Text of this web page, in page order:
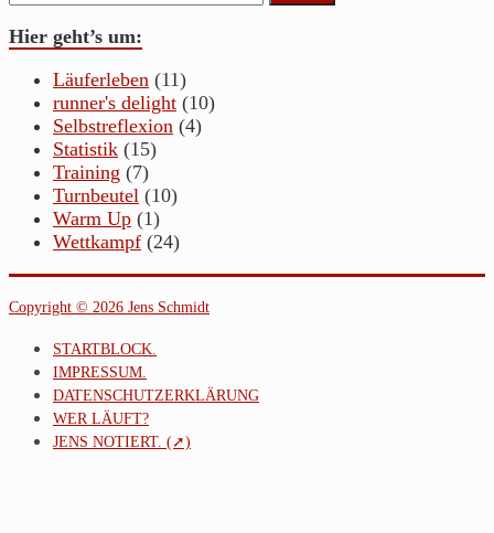
Hier geht’s um:
Läuferleben (11)
runner's delight (10)
Selbstreflexion (4)
Statistik (15)
Training (7)
Turnbeutel (10)
Warm Up (1)
Wettkampf (24)
Copyright © 2026 Jens Schmidt
STARTBLOCK.
IMPRESSUM.
DATENSCHUTZERKLÄRUNG
WER LÄUFT?
JENS NOTIERT. (➚)